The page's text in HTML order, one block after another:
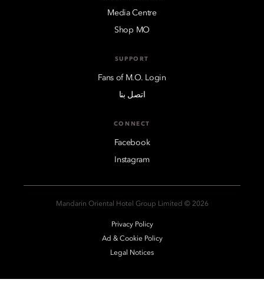
Media Centre
Shop MO
SUPPORT
Fans of M.O. Login
اتصل بنا
CONNECT
Facebook
Instagram
2026 © Mandarin Oriental Hotel Group Limited
Privacy Policy
Ad & Cookie Policy
Legal Notices